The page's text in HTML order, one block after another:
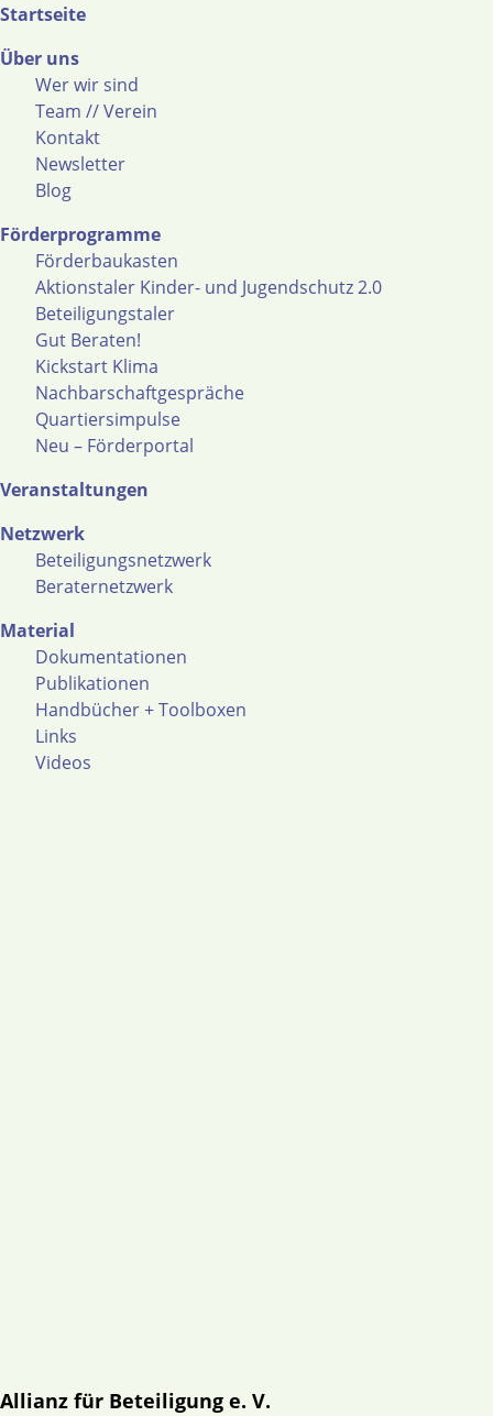
Startseite
Über uns
Wer wir sind
Team // Verein
Kontakt
Newsletter
Blog
Förderprogramme
Förderbaukasten
Aktionstaler Kinder- und Jugendschutz 2.0
Beteiligungstaler
Gut Beraten!
Kickstart Klima
Nachbarschaftgespräche
Quartiersimpulse
Neu – Förderportal
Veranstaltungen
Netzwerk
Beteiligungsnetzwerk
Beraternetzwerk
Material
Dokumentationen
Publikationen
Handbücher + Toolboxen
Links
Videos
Allianz für Beteiligung e. V.